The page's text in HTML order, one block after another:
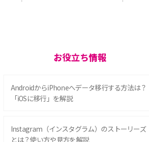
お役立ち情報
AndroidからiPhoneへデータ移行する方法は？
「iOSに移行」を解説
Instagram（インスタグラム）のストーリーズ
とは？使い方や見方を解説